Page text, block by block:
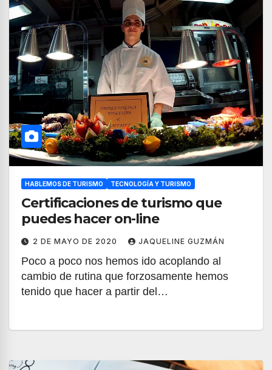
HABLEMOS DE TURISMO TECNOLOGÍA Y TURISMO
Certificaciones de turismo que
puedes hacer on-line
2 DE MAYO DE 2020 JAQUELINE GUZMÁN
Poco a poco nos hemos ido acoplando al
cambio de rutina que forzosamente hemos
tenido que hacer a partir del…